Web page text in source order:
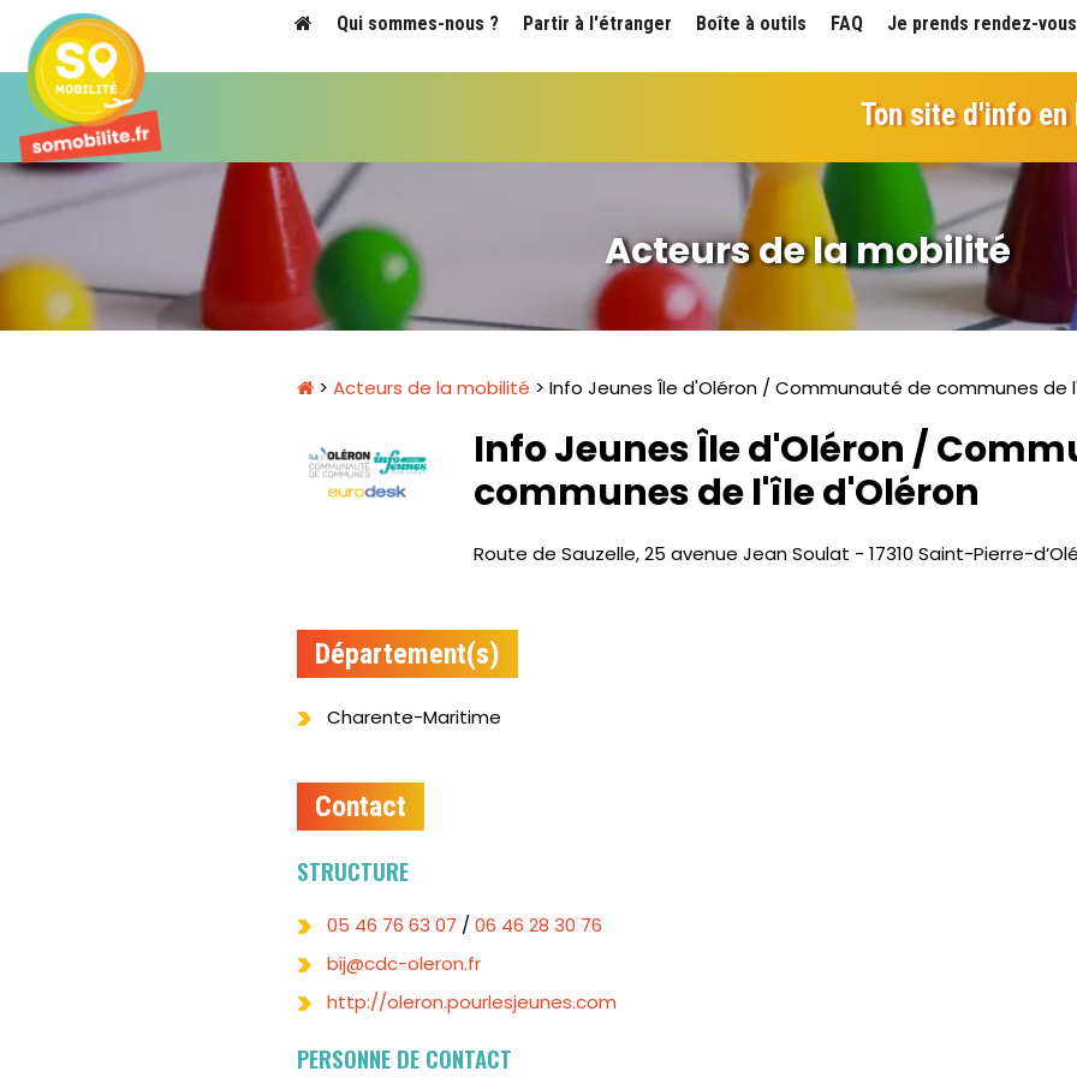
Qui sommes-nous ? Partir à l'étranger Boîte à outils FAQ Je prends rendez-vous
Ton site d'info
Acteurs de la mobilité
> Acteurs de la mobilité > Info Jeunes Île d'Oléron / Communauté de communes de
Info Jeunes Île d'Oléron /
communes de l'île d'Oléron
Route de Sauzelle, 25 avenue Jean Soulat - 17310 Saint-Pierre-
Département(s)
Charente-Maritime
Contact
STRUCTURE
05 46 76 63 07 / 06 46 28 30 76
bij@cdc-oleron.fr
http://oleron.pourlesjeunes.com
PERSONNE DE CONTACT